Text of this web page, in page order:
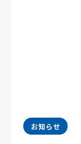
お知らせ